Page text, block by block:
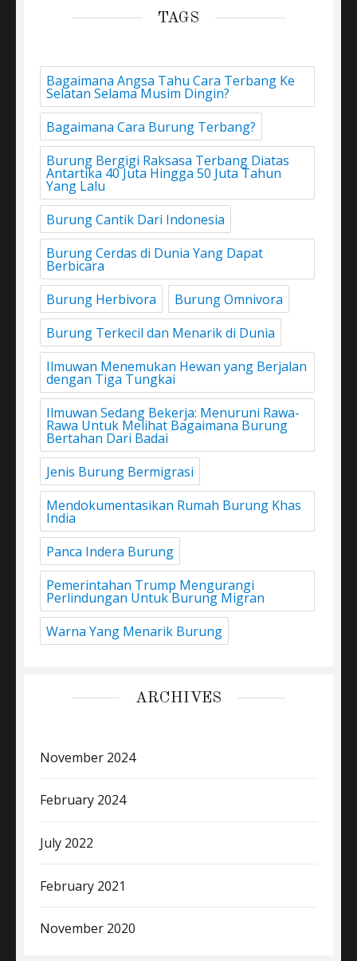
TAGS
Bagaimana Angsa Tahu Cara Terbang Ke
Selatan Selama Musim Dingin?
Bagaimana Cara Burung Terbang?
Burung Bergigi Raksasa Terbang Diatas
Antartika 40 Juta Hingga 50 Juta Tahun
Yang Lalu
Burung Cantik Dari Indonesia
Burung Cerdas di Dunia Yang Dapat
Berbicara
Burung Herbivora
Burung Omnivora
Burung Terkecil dan Menarik di Dunia
Ilmuwan Menemukan Hewan yang Berjalan
dengan Tiga Tungkai
Ilmuwan Sedang Bekerja: Menuruni Rawa-
Rawa Untuk Melihat Bagaimana Burung
Bertahan Dari Badai
Jenis Burung Bermigrasi
Mendokumentasikan Rumah Burung Khas
India
Panca Indera Burung
Pemerintahan Trump Mengurangi
Perlindungan Untuk Burung Migran
Warna Yang Menarik Burung
ARCHIVES
November 2024
February 2024
July 2022
February 2021
November 2020